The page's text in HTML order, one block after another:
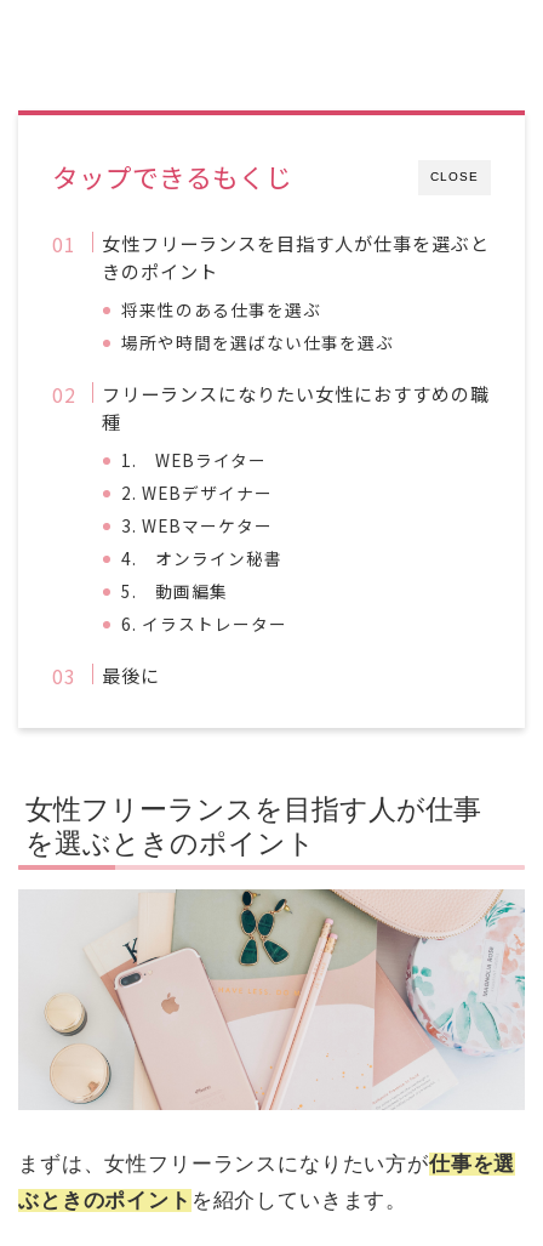
CLOSE
タップできるもくじ
女性フリーランスを目指す人が仕事を選ぶと
きのポイント
将来性のある仕事を選ぶ
場所や時間を選ばない仕事を選ぶ
フリーランスになりたい女性におすすめの職
種
1. WEBライター
2. WEBデザイナー
3. WEBマーケター
4. オンライン秘書
5. 動画編集
6. イラストレーター
最後に
女性フリーランスを目指す人が仕事
を選ぶときのポイント
まずは、女性フリーランスになりたい方が仕事を選
ぶときのポイント を紹介していきます。